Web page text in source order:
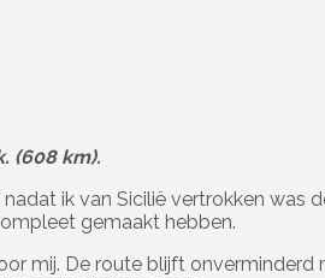
(608 km).
ik van Sicilië vertrokken was
gemaakt hebben.
mij. De route blijft